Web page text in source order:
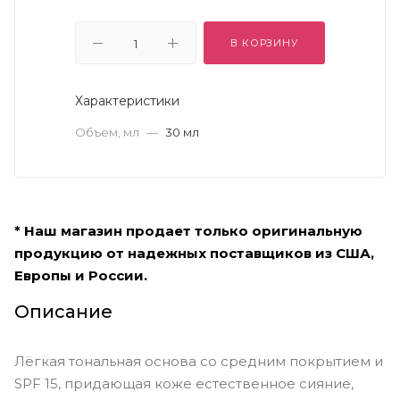
В КОРЗИНУ
Характеристики
Объем, мл — 30 мл
* Наш магазин продает только оригинальную
продукцию от надежных поставщиков из США,
Европы и России.
Описание
Лёгкая тональная основа со средним покрытием и
SPF 15, придающая коже естественное сияние,